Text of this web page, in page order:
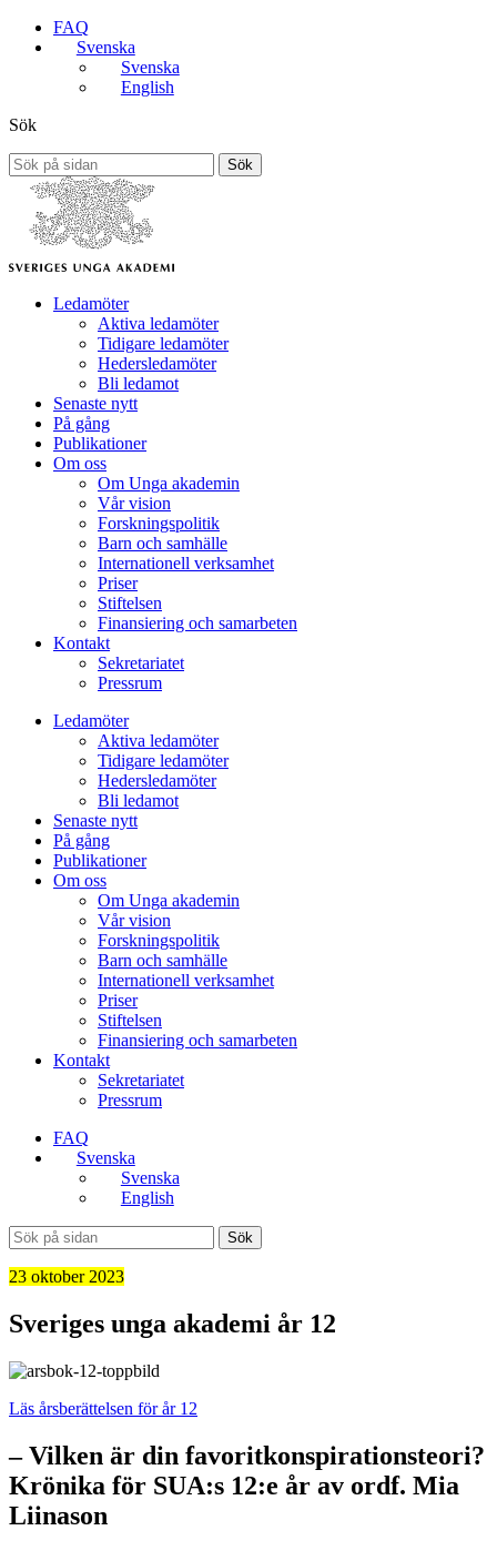
FAQ
Svenska
Svenska
English
Sök
Sök
Ledamöter
Aktiva ledamöter
Tidigare ledamöter
Hedersledamöter
Bli ledamot
Senaste nytt
På gång
Publikationer
Om oss
Om Unga akademin
Vår vision
Forskningspolitik
Barn och samhälle
Internationell verksamhet
Priser
Stiftelsen
Finansiering och samarbeten
Kontakt
Sekretariatet
Pressrum
Ledamöter
Aktiva ledamöter
Tidigare ledamöter
Hedersledamöter
Bli ledamot
Senaste nytt
På gång
Publikationer
Om oss
Om Unga akademin
Vår vision
Forskningspolitik
Barn och samhälle
Internationell verksamhet
Priser
Stiftelsen
Finansiering och samarbeten
Kontakt
Sekretariatet
Pressrum
FAQ
Svenska
Svenska
English
Sök
23 oktober 2023
Sveriges unga akademi år 12
Läs årsberättelsen för år 12
– Vilken är din favoritkonspirationsteori?
Krönika för SUA:s 12:e år av ordf. Mia
Liinason